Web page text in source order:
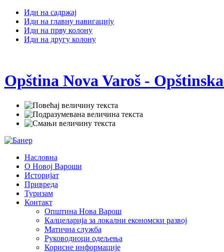
Иди на садржај
Иди на главну навигацију
Иди на прву колону
Иди на другу колону
Opština Nova Varoš -
Насловна
О Новој Вароши
Историјат
Привреда
Туризам
Контакт
Општина Нова Варош
Калцеларија за локални економски развој
Матична служба
Руководиоци одељења
Корисне информације